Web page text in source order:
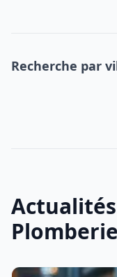
Recherche par
Plomberie